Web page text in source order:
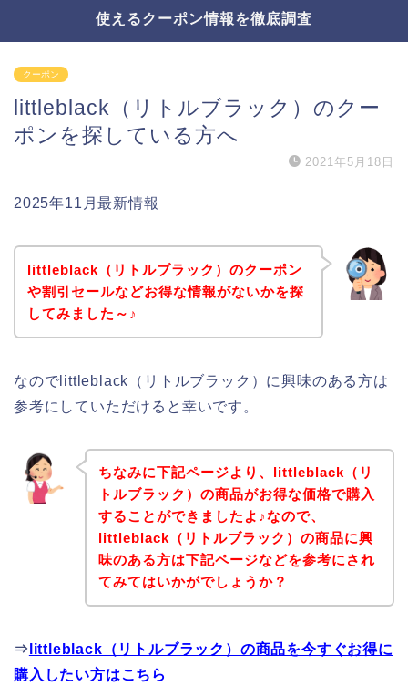
使えるクーポン情報を徹底調査
クーポン
littleblack（リトルブラック）のクー
ポンを探している方へ
2021年5月18日
2025年11月最新情報
littleblack（リトルブラック）のクーポン
や割引セールなどお得な情報がないかを探
してみました～♪
なのでlittleblack（リトルブラック）に興味のある方は
参考にしていただけると幸いです。
ちなみに下記ページより、littleblack（リ
トルブラック）の商品がお得な価格で購入
することができましたよ♪なので、
littleblack（リトルブラック）の商品に興
味のある方は下記ページなどを参考にされ
てみてはいかがでしょうか？
⇒ littleblack（リトルブラック）の商品を今すぐお得に
購入したい方はこちら